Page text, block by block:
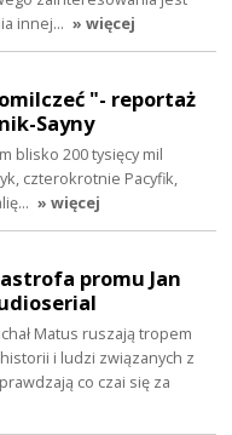
innej… » więcej
"- reportaż
Sayny
blisko 200 tysięcy mil
czterokrotnie Pacyfik,
» więcej
promu Jan
Matus ruszają tropem
i ludzi związanych z
co czai się za